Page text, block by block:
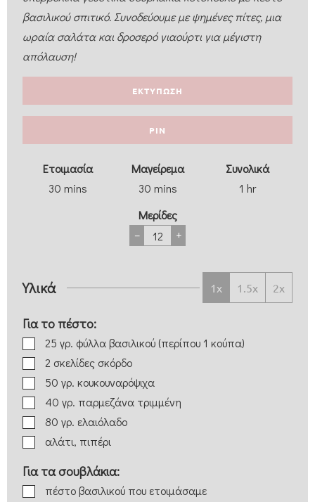
βασιλικού σπιτικό. Συνοδεύουμε με ψημένες πίτες, μια
ωραία σαλάτα και δροσερό γιαούρτι για μέγιστη
απόλαυση!
ΕΚΤΥΠΩΣΗ
PIN
Eτοιμασία
30 mins
Μαγείρεμα
30 mins
Συνολικά
1 hr
Μερίδες
–
+
Υλικά 1x 1.5x 2x
Για το πέστο:
25 γρ. φύλλα βασιλικού (περίπου 1 κούπα)
2 σκελίδες σκόρδο
50 γρ. κουκουναρόψιχα
40 γρ. παρμεζάνα τριμμένη
80 γρ. ελαιόλαδο
αλάτι, πιπέρι
Για τα σουβλάκια:
πέστο βασιλικού που ετοιμάσαμε